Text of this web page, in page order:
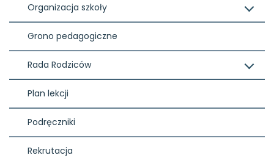
Organizacja szkoły
Grono pedagogiczne
Rada Rodziców
Plan lekcji
Podręczniki
Rekrutacja